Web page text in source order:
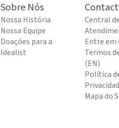
Sobre Nós
Nossa História
Nossa Equipe
Doações para a
Idealist
Central de
Entre
Termos
(EN)
Política
Mapa do